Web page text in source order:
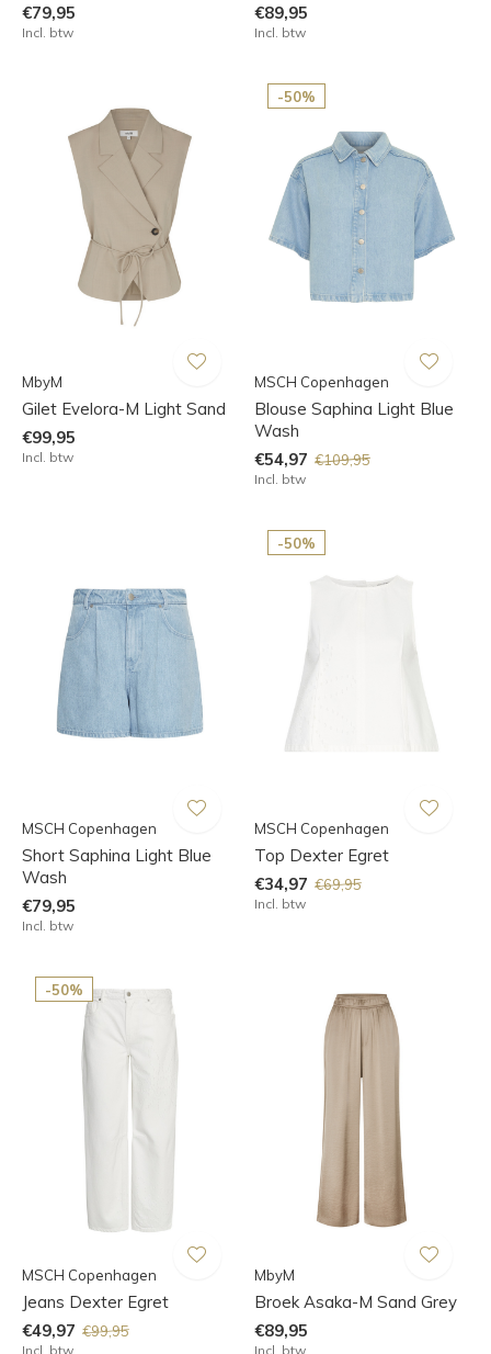
€79,95
Incl. btw
€89,95
Incl. btw
MbyM
Gilet Evelora-M Light Sand
€99,95
Incl. btw
-50%
MSCH Copenhagen
Blouse Saphina Light Blue
Wash
€54,97 €109,95
Incl. btw
MSCH Copenhagen
Short Saphina Light Blue
Wash
€79,95
Incl. btw
-50%
MSCH Copenhagen
Top Dexter Egret
€34,97 €69,95
Incl. btw
-50%
MSCH Copenhagen
Jeans Dexter Egret
€49,97 €99,95
Incl. btw
MbyM
Broek Asaka-M Sand Grey
€89,95
Incl. btw